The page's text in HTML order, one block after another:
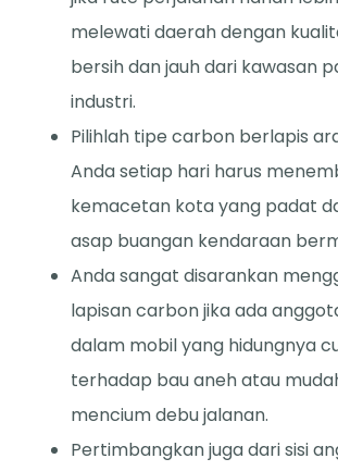
melewati daerah dengan
bersih dan jauh dari kawasan
industri.
Pilihlah tipe carbon berlapis
Anda setiap hari harus
kemacetan kota yang padat
asap buangan kendaraan
Anda sangat disarankan
lapisan carbon jika ada
dalam mobil yang hidungnya
terhadap bau aneh atau
mencium debu jalanan.
Pertimbangkan juga dari sisi